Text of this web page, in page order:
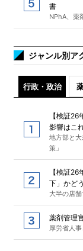
書
NPhA、薬
ジャンル別ア
行政・政治
【検証
影響はこ
地方部と
策」
【検証
下」かど
大半の店
薬剤管理
厚労省人